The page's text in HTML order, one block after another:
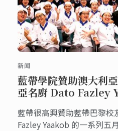
新闻
藍帶學院贊助澳大利
亞名廚 Dato Fazley
藍帶很高興贊助藍帶巴黎
Fazley Yaakob 的一系列五